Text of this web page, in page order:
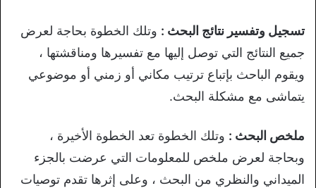
تسجيل وتفسير نتائج البحث : وتلك الخطوة بحاجة لعرض
جميع النتائج التي توصل إليها مع تفسيرها ومناقشتها ،
ويقوم الباحث بإتباع ترتيب مكاني أو زمني أو موضوعي
يتماشى مع مشكلة البحث.
ملخص البحث : وتلك الخطوة تعد الخطوة الأخيرة ،
وبحاجة لعرض ملخص للمعلومات التي عرضت بالجزء
الميداني والنظري من البحث ، وعلى إثرها تقدم توصيات